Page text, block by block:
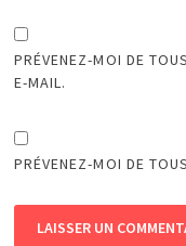
PRÉVENEZ-MOI DE
E-MAIL.
PRÉVENEZ-MOI DE